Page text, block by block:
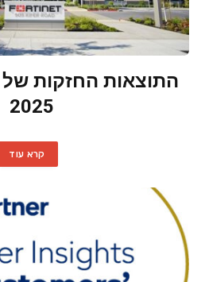
התוצאות החזקות
2025
קרא עוד